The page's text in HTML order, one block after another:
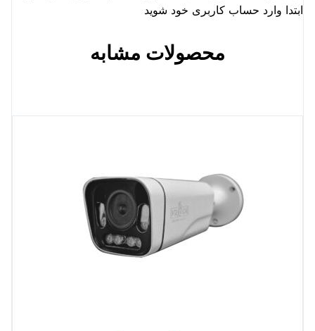
ابتدا وارد حساب کاربری خود شوید
محصولات مشابه